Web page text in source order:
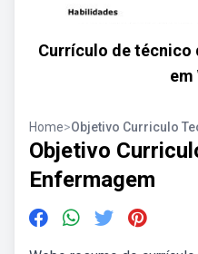
Currículo de técnico
em
Home>Objetivo Curriculo
Objetivo
Enfermagem